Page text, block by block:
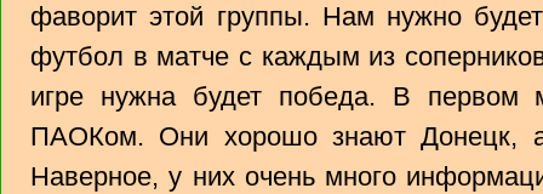
фаворит этой группы. Нам нужно
футбол в матче с каждым из
игре нужна будет победа. В первом
ПАОКом. Они хорошо знают Донецк,
Наверное, у них очень много